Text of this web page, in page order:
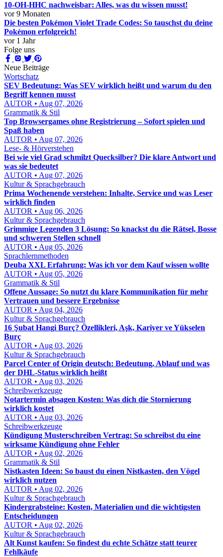
10-OH-HHC nachweisbar: Alles, was du wissen musst!
vor 9 Monaten
Die besten Pokémon Violet Trade Codes: So tauschst du deine
Pokémon erfolgreich!
vor 1 Jahr
Folge uns
Neue Beiträge
Wortschatz
SEV Bedeutung: Was SEV wirklich heißt und warum du den
Begriff kennen musst
AUTOR • Aug 07, 2026
Grammatik & Stil
Top Browsergames ohne Registrierung – Sofort spielen und
Spaß haben
AUTOR • Aug 07, 2026
Lese- & Hörverstehen
Bei wie viel Grad schmilzt Quecksilber? Die klare Antwort und
was sie bedeutet
AUTOR • Aug 07, 2026
Kultur & Sprachgebrauch
Prima Wochenende verstehen: Inhalte, Service und was Leser
wirklich finden
AUTOR • Aug 06, 2026
Kultur & Sprachgebrauch
Grimmige Legenden 3 Lösung: So knackst du die Rätsel, Bosse
und schweren Stellen schnell
AUTOR • Aug 05, 2026
Sprachlernmethoden
Deuba XXL Erfahrung: Was ich vor dem Kauf wissen wollte
AUTOR • Aug 05, 2026
Grammatik & Stil
Offene Aussage: So nutzt du klare Kommunikation für mehr
Vertrauen und bessere Ergebnisse
AUTOR • Aug 04, 2026
Kultur & Sprachgebrauch
16 Şubat Hangi Burç? Özellikleri, Aşk, Kariyer ve Yükselen
Burç
AUTOR • Aug 03, 2026
Kultur & Sprachgebrauch
Parcel Center of Origin deutsch: Bedeutung, Ablauf und was
der DHL-Status wirklich heißt
AUTOR • Aug 03, 2026
Schreibwerkzeuge
Notartermin absagen Kosten: Was dich die Stornierung
wirklich kostet
AUTOR • Aug 03, 2026
Schreibwerkzeuge
Kündigung Musterschreiben Vertrag: So schreibst du eine
wirksame Kündigung ohne Fehler
AUTOR • Aug 02, 2026
Grammatik & Stil
Nistkasten Ideen: So baust du einen Nistkasten, den Vögel
wirklich nutzen
AUTOR • Aug 02, 2026
Kultur & Sprachgebrauch
Kindergrabsteine: Kosten, Materialien und die wichtigsten
Entscheidungen
AUTOR • Aug 02, 2026
Kultur & Sprachgebrauch
Alt Kunst kaufen: So findest du echte Schätze statt teurer
Fehlkäufe